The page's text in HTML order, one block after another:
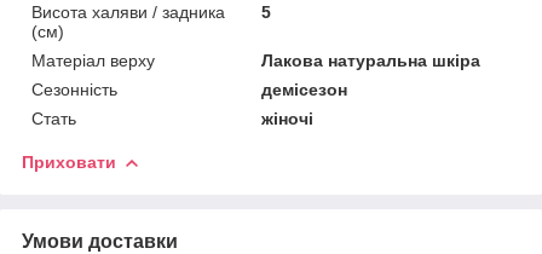
Висота халяви / задника
(см)
5
Матеріал верху
Лакова натуральна шкіра
Сезонність
демісезон
Стать
жіночі
Приховати
Умови доставки